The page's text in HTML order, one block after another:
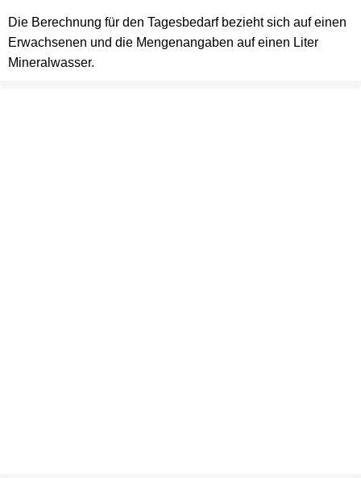
Die Berechnung für den Tagesbedarf bezieht sich auf einen
Erwachsenen und die Mengenangaben auf einen Liter
Mineralwasser.